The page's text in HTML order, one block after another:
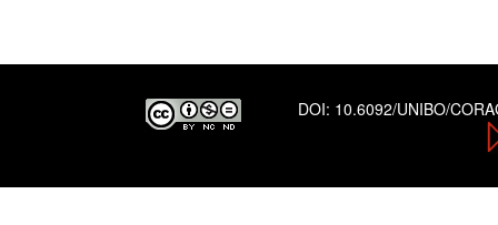
DOI: 10.6092/UNIBO/